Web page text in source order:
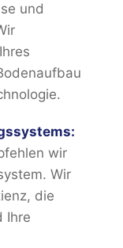
und
wir
Wir
die
Ihre